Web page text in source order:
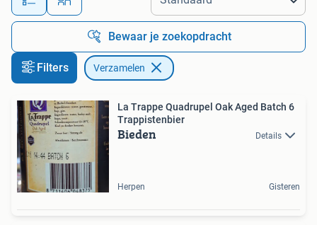
Bewaar je zoekopdracht
Filters Verzamelen
La Trappe Quadrupel Oak Aged Batch 6
Trappistenbier
Bieden Details
Herpen Gisteren